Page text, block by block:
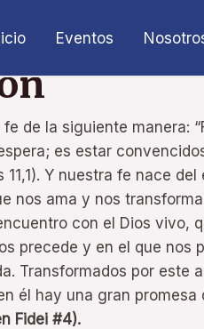
Eventos
de la siguiente manera:
es estar
Y nuestra fe nace
nos ama y nos
con el Dios vivo,
precede y en el que nos
Transformados por este
él hay una gran promesa
Fidei #4).